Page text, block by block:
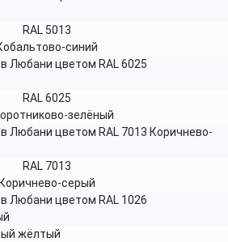
RAL 5013
синий
RAL 6025
зелёный
RAL 7013
Коричнево-серый
жёлтый